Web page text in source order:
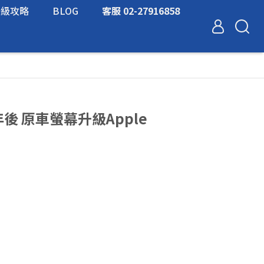
攻略 BLOG 客服 02-27916858
原車螢幕升級Apple